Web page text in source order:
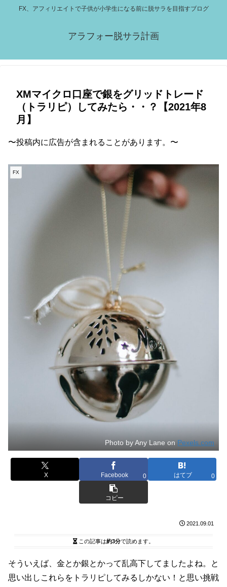
FX、アフィリエイトで子供が小学生になる前に脱サラを目指すブログ
アラフォー脱サラ計画
XMマイクロ口座で銀をグリッドトレード
（トラリピ）してみたら・・？【2021年8
月】
〜投稿内に広告が含まれることがあります。〜
FX
Photo by Any Lane on Pexels.com
X Facebook 0 はてブ 0
コピー
2021.09.01
この記事は約3分で読めます。
そういえば、金とか銀とかって乱高下してましたよね。と
思い出しこれらをトラリピしてみるしかない！と思い挑戦